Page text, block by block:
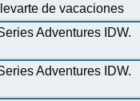
de vacaciones
Adventures IDW.
Adventures IDW.